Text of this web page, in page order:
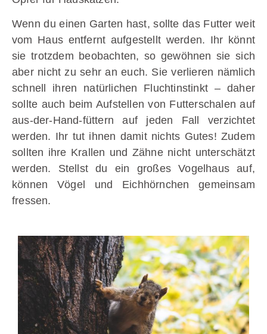
Wenn du einen Garten hast, sollte das Futter weit
vom Haus entfernt aufgestellt werden. Ihr könnt
sie trotzdem beobachten, so gewöhnen sie sich
aber nicht zu sehr an euch. Sie verlieren nämlich
schnell ihren natürlichen Fluchtinstinkt – daher
sollte auch beim Aufstellen von Futterschalen auf
aus-der-Hand-füttern auf jeden Fall verzichtet
werden. Ihr tut ihnen damit nichts Gutes! Zudem
sollten ihre Krallen und Zähne nicht unterschätzt
werden. Stellst du ein großes Vogelhaus auf,
können Vögel und Eichhörnchen gemeinsam
fressen.